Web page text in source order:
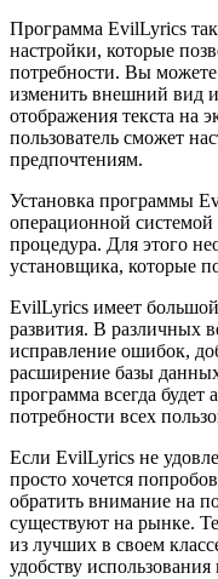
Программа EvilLyrics
настройки, которые
потребности. Вы можете
изменить внешний вид
отображения текста на
пользователь сможет
предпочтениям.
Установка программы
операционной
процедура. Для этого
установщика, которые
EvilLyrics имеет
развития. В различных
исправление ошибок,
расширение базы
программа всегда будет
потребности всех
Если EvilLyrics не
просто хочется
обратить внимание на
существуют на рынке.
из лучших в своем
удобству